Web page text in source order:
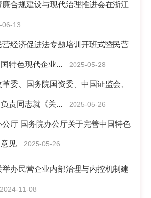
廉合规建设与现代治理推进会在浙江
06-13
营经济促进法专题培训开班式暨民营
特色现代企业... 2025-05-28
革委、国务院国资委、中国证监会、
责同志就《关... 2025-05-26
公厅 国务院办公厅关于完善中国特色
见 2025-05-26
举办民营企业内部治理与内控机制建
2024-11-08